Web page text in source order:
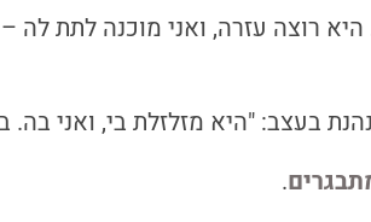
רוצה עזרה, ואני מוכנה לתת לה
בעצב: "היא מזלזלת בי, ואני בה.
.